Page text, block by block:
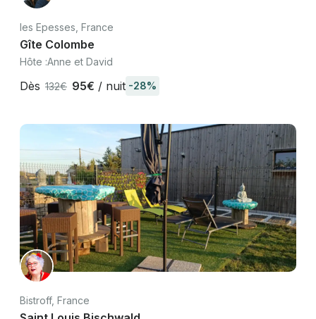
les Epesses, France
Gîte Colombe
Hôte :Anne et David
Dès 132€ 95€ / nuit -28%
Bistroff, France